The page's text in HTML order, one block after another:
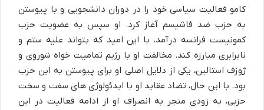
کامو فعالیت سیاسی خود را در دوران دانشجویی و با پیوستن
به حزب ضد فاشیسم آغاز کرد. او سپس به عضویت حزب
کمونیست فرانسه درآمد، با این امید که بتواند علیه ستم و
نابرابری مبارزه کند. مخالفت او با رژیم تمامیت خواه شوروی و
ژوزف استالین، یکی از دلایل اصلی او برای پیوستن به این حزب
بود. با این حال، تضاد عقاید او با ایدئولوژی های سفت و سخت
حزبی، به زودی منجر به انصراف او از ادامه فعالیت در این